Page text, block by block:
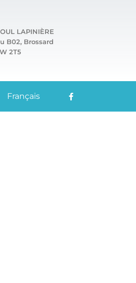
LAPINIÈRE
B02, Brossard
2T5
Français